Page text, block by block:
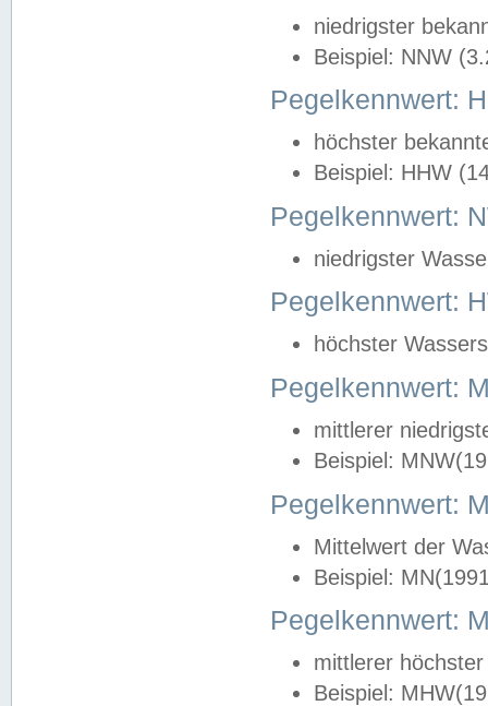
niedrigster
Beispiel: NNW
Pegelkennwert:
höchster
Beispiel: HHW
Pegelkennwert:
niedrigster
Pegelkennwert:
höchster
Pegelkennwert:
mittlerer
Beispiel:
Pegelkennwert:
Mittelwert der
Beispiel:
Pegelkennwert:
mittlerer
Beispiel: